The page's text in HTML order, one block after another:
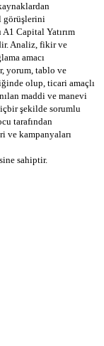
görüşlerini
Capital Yatırım
Analiz, fikir ve
amacı
yorum, tablo ve
olup, ticari amaçlı
maddi ve manevi
şekilde sorumlu
tarafından
ve kampanyaları
sahiptir.